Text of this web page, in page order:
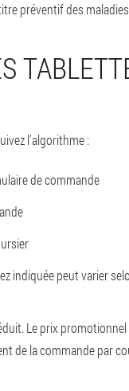
préventif des
l'algorithme :
de commande
indiquée peut varier
Le prix
de la commande par